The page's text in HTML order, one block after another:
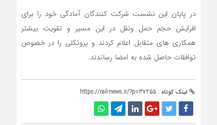
در پایان این نشست شرکت کنندگان آمادگی خود را برای
افزایش حجم حمل ونقل در این مسیر و تقویت بیشتر
همکاری های متقابل اعلام کردند و پروتکلی را در خصوص
توافقات حاصل شده به امضا رساندند.
لینک کوتاه : https://rail-news.ir/?p=37255